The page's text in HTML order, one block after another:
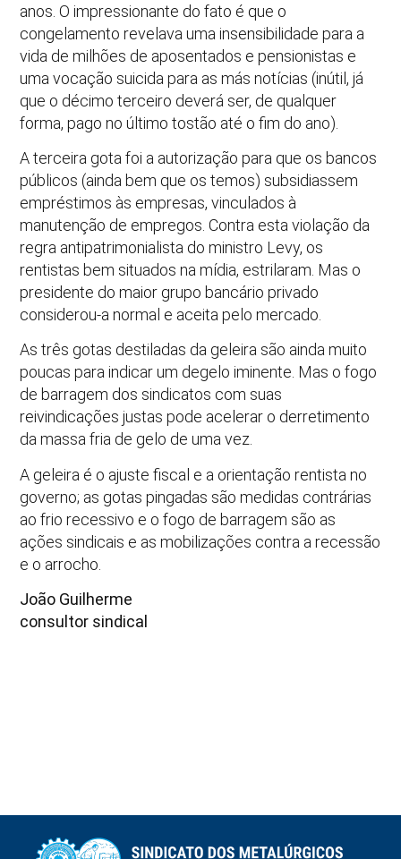
anos. O impressionante do fato é que o
congelamento revelava uma insensibilidade para a
vida de milhões de aposentados e pensionistas e
uma vocação suicida para as más notícias (inútil, já
que o décimo terceiro deverá ser, de qualquer
forma, pago no último tostão até o fim do ano).
A terceira gota foi a autorização para que os bancos
públicos (ainda bem que os temos) subsidiassem
empréstimos às empresas, vinculados à
manutenção de empregos. Contra esta violação da
regra antipatrimonialista do ministro Levy, os
rentistas bem situados na mídia, estrilaram. Mas o
presidente do maior grupo bancário privado
considerou-a normal e aceita pelo mercado.
As três gotas destiladas da geleira são ainda muito
poucas para indicar um degelo iminente. Mas o fogo
de barragem dos sindicatos com suas
reivindicações justas pode acelerar o derretimento
da massa fria de gelo de uma vez.
A geleira é o ajuste fiscal e a orientação rentista no
governo; as gotas pingadas são medidas contrárias
ao frio recessivo e o fogo de barragem são as
ações sindicais e as mobilizações contra a recessão
e o arrocho.
João Guilherme
consultor sindical